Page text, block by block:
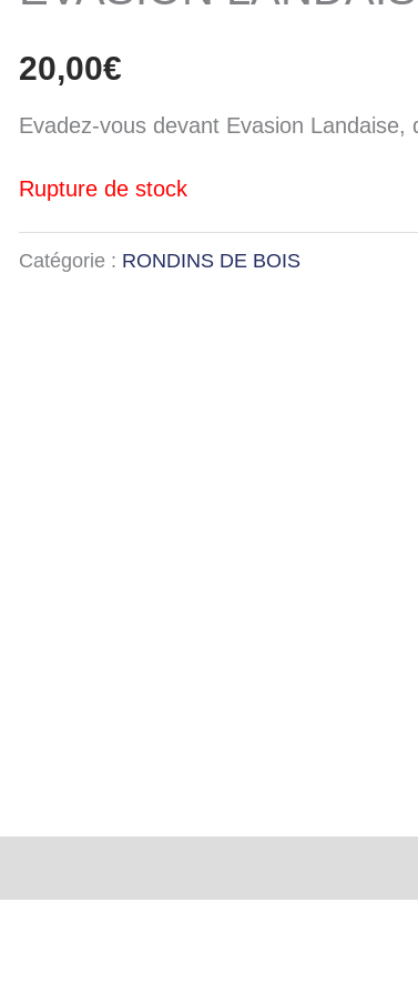
20,00€
Evadez-vous devant Evasion Landaise,
Rupture de stock
Catégorie : RONDINS DE BOIS